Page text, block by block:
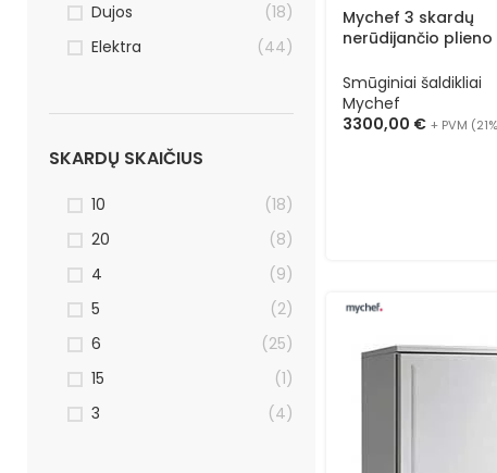
Dujos
(18)
Elektra
(44)
SKARDŲ SKAIČIUS
10
(18)
20
(8)
4
(9)
5
(2)
6
(25)
15
(1)
3
(4)
Mychef 3 skardų
nerūdijančio plieno
TCHI0323
Smūginiai šaldikliai
Mychef
3300,00 € + PVM